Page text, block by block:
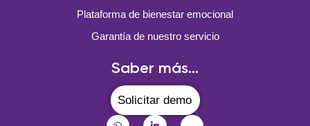
Plataforma de bienestar emocional
Garantía de nuestro servicio
Saber más...
Solicitar demo